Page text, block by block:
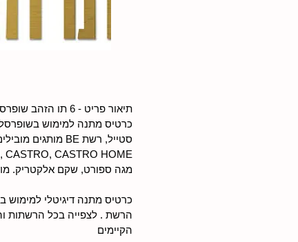
הקיימים